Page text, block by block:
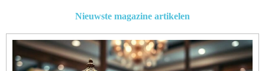
Nieuwste magazine artikelen